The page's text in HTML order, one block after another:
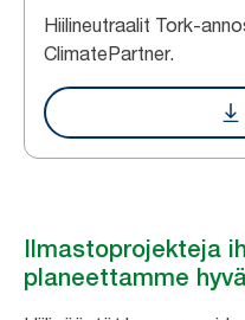
Hiilineutraalit Tork-
ClimatePartner.
Ilmastoprojekteja
planeettamme